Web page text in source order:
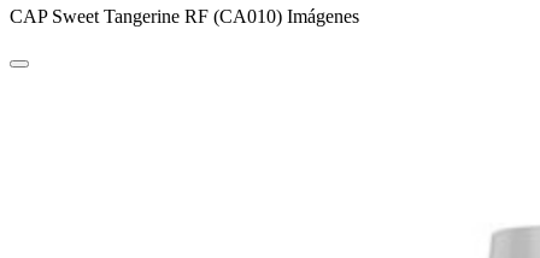
CAP Sweet Tangerine RF (CA010) Imágenes